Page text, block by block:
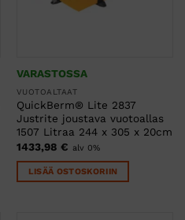
VARASTOSSA
VUOTOALTAAT
QuickBerm® Lite 2837
Justrite joustava vuotoallas
1507 Litraa 244 x 305 x 20cm
1433,98 € alv 0%
LISÄÄ OSTOSKORIIN